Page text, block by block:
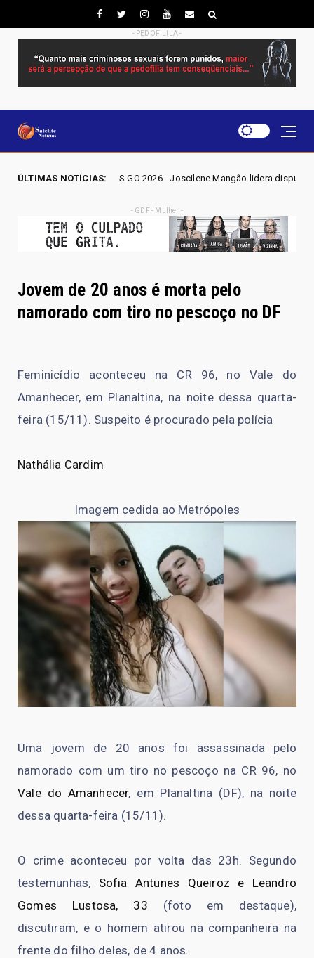
- PEDOFILILA -
ÚLTIMAS NOTÍCIAS:
GO 2026 - Joscilene Mangão lidera disputa por vaga na Alego em
- GDF - Mulher -
Jovem de 20 anos é morta pelo
namorado com tiro no pescoço no DF
Feminicídio aconteceu na CR 96, no Vale do
Amanhecer, em Planaltina, na noite dessa quarta-
feira (15/11). Suspeito é procurado pela polícia
Nathália Cardim
Imagem cedida ao Metrópoles
Uma jovem de 20 anos foi assassinada pelo
namorado com um tiro no pescoço na CR 96, no
Vale do Amanhecer, em Planaltina (DF), na noite
dessa quarta-feira (15/11).
O crime aconteceu por volta das 23h. Segundo
testemunhas, Sofia Antunes Queiroz e Leandro
Gomes Lustosa, 33 (foto em destaque),
discutiram, e o homem atirou na companheira na
frente do filho deles, de 4 anos.